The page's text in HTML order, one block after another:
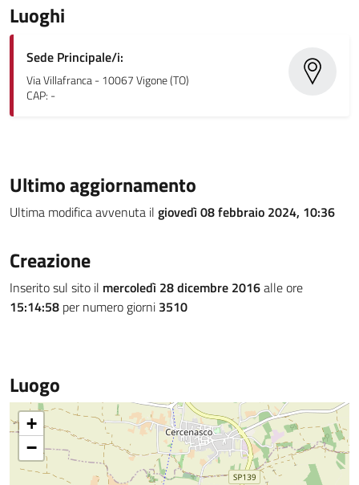
Luoghi
Sede Principale/i:
Via Villafranca - 10067 Vigone (TO)
CAP: -
Ultimo aggiornamento
Ultima modifica avvenuta il giovedì 08 febbraio 2024, 10:36
Creazione
Inserito sul sito il mercoledì 28 dicembre 2016alle ore
15:14:58 per numero giorni 3510
Luogo
+
−